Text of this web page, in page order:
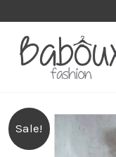
Sale!